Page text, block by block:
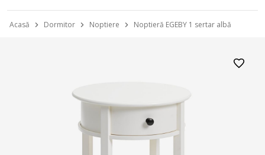
Acasă Dormitor Noptiere Noptieră EGEBY 1 sertar albă